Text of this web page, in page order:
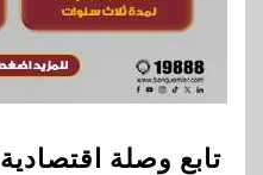
تابع وصلة اقتصادية